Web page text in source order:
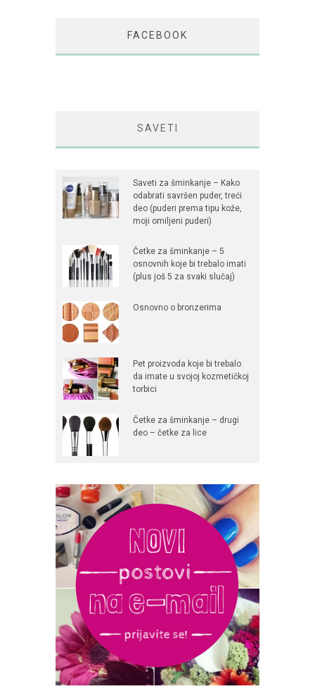
FACEBOOK
SAVETI
Saveti za šminkanje – Kako
odabrati savršen puder, treći
deo (puderi prema tipu kože,
moji omiljeni puderi)
Četke za šminkanje – 5
osnovnih koje bi trebalo imati
(plus još 5 za svaki slučaj)
Osnovno o bronzerima
Pet proizvoda koje bi trebalo
da imate u svojoj kozmetičkoj
torbici
Četke za šminkanje – drugi
deo – četke za lice